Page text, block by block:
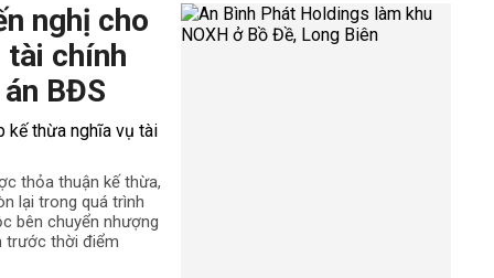
nghị cho
tài chính
BĐS
thỏa thuận kế thừa,
lại trong quá trình
bên chuyển nhượng
trước thời điểm